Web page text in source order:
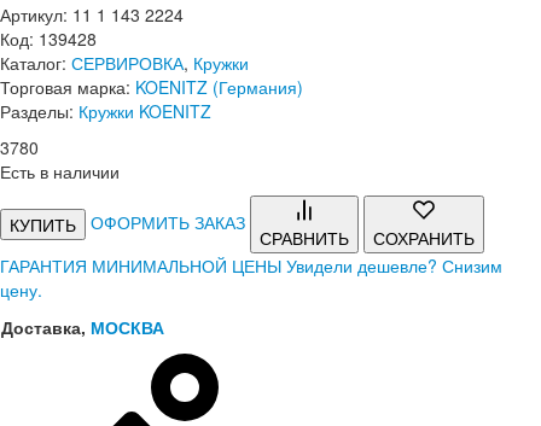
Артикул: 11 1 143 2224
Код: 139428
Каталог: СЕРВИРОВКА, Кружки
Торговая марка: KOENITZ (Германия)
Разделы: Кружки KOENITZ
3780
Есть в наличии
КУПИТЬ ОФОРМИТЬ ЗАКАЗ
СРАВНИТЬ
СОХРАНИТЬ
ГАРАНТИЯ МИНИМАЛЬНОЙ ЦЕНЫ Увидели дешевле? Снизим
цену.
Доставка, МОСКВА